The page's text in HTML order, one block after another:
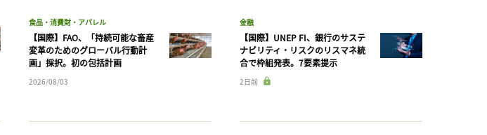
食品・消費財・アパレル
【国際】FAO、「持続可能な畜産
変革のためのグローバル行動計
画」採択。初の包括計画
2026/08/03
金融
【国際】UNEP FI、銀行のサステ
ナビリティ・リスクのリスマネ統
合で枠組発表。7要素提示
2日前